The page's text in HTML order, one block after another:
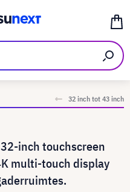
32 inch tot 43 inch
inch touchscreen
multi-touch display